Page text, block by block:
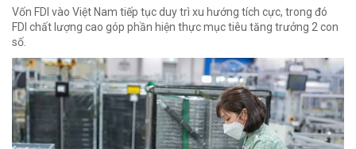
Vốn FDI vào Việt Nam tiếp tục duy trì xu hướng tích cực, trong đó
FDI chất lượng cao góp phần hiện thực mục tiêu tăng trưởng 2 con
số.